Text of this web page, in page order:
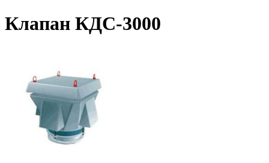
Клапан КДС-3000